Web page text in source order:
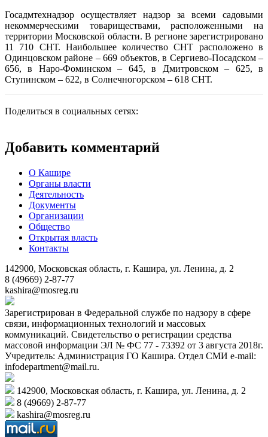
Госадмтехнадзор осуществляет надзор за всеми садовыми
некоммерческими товариществами, расположенными на
территории Московской области. В регионе зарегистрировано
11 710 СНТ. Наибольшее количество СНТ расположено в
Одинцовском районе – 669 объектов, в Сергиево-Посадском –
656, в Наро-Фоминском – 645, в Дмитровском – 625, в
Ступинском – 622, в Солнечногорском – 618 СНТ.
Поделиться в социальных сетях:
Добавить комментарий
О Кашире
Органы власти
Деятельность
Документы
Организации
Общество
Открытая власть
Контакты
142900, Московская область, г. Кашира, ул. Ленина, д. 2
8 (49669) 2-87-77
kashira@mosreg.ru
Зарегистрирован в Федеральной службе по надзору в сфере
связи, информационных технологий и массовых
коммуникаций. Свидетельство о регистрации средства
массовой информации ЭЛ № ФС 77 - 73392 от 3 августа 2018г.
Учредитель: Администрация ГО Кашира. Отдел СМИ e-mail:
infodepartment@mail.ru.
142900, Московская область, г. Кашира, ул. Ленина, д. 2
8 (49669) 2-87-77
kashira@mosreg.ru